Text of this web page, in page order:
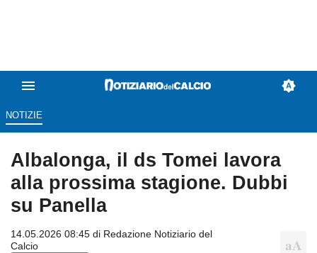
NOTIZIE
Albalonga, il ds Tomei lavora
alla prossima stagione. Dubbi
su Panella
14.05.2026 08:45 di Redazione Notiziario del
Calcio